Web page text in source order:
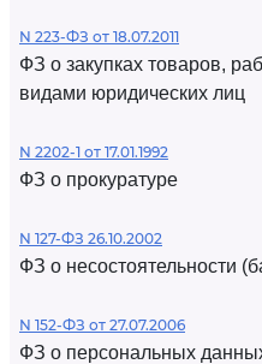
N 223-ФЗ от 18.07.2011
ФЗ о закупках товаров,
видами юридических лиц
N 2202-1 от 17.01.1992
ФЗ о прокуратуре
N 127-ФЗ 26.10.2002
ФЗ о несостоятельности
N 152-ФЗ от 27.07.2006
ФЗ о персональных